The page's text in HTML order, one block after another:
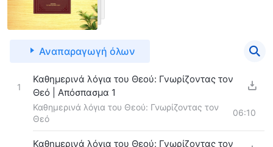
Αναπαραγωγή όλων
1
Καθημερινά λόγια του Θεού: Γνωρίζοντας τον
Θεό | Απόσπασμα 1
Καθημερινά λόγια του Θεού: Γνωρίζοντας τον
Θεό
06:10
Καθημερινά λόγια του Θεού: Γνωρίζοντας τον